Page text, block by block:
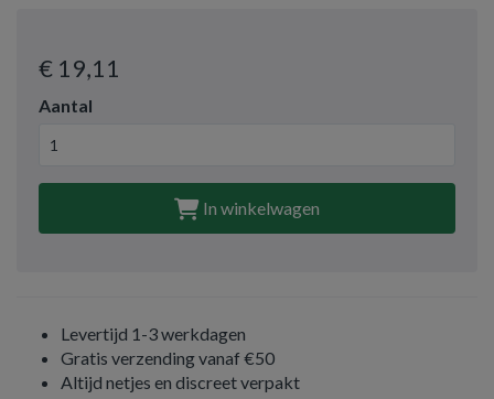
€ 19,11
Aantal
In winkelwagen
Levertijd 1-3 werkdagen
Gratis verzending vanaf €50
Altijd netjes en discreet verpakt